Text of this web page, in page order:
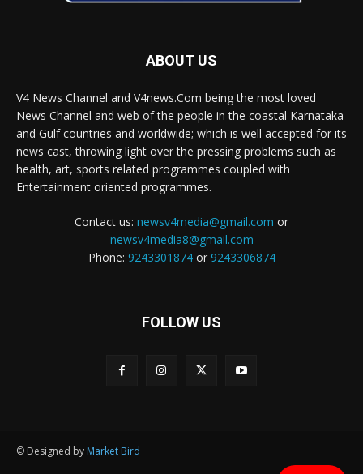
ABOUT US
V4 News Channel and V4news.Com being the most loved
News Channel and web of the people in the coastal Karnataka
and Gulf countries and worldwide; which is well accepted for its
news cast, throwing light over the pressing problems such as
health, art, sports related programmes coupled with
Entertainment oriented programmes.
Contact us: newsv4media@gmail.com or
newsv4media8@gmail.com
Phone: 9243301874or 9243306874
FOLLOW US
© Designed by Market Bird